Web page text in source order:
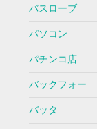
バスローブ
パソコン
パチンコ店
バックフォー
バッタ